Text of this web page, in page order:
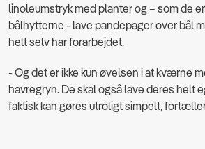
linoleumstryk med planter og – som de
bålhytterne - lave pandepager over bål
helt selv har forarbejdet.
- Og det er ikke kun øvelsen i at kværne
havregryn. De skal også lave deres helt
faktisk kan gøres utroligt simpelt,